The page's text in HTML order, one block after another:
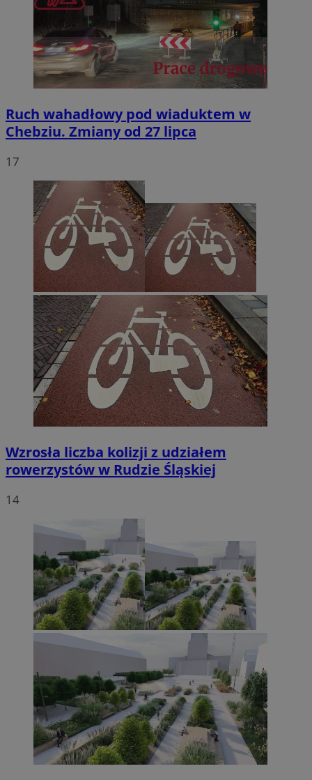
Ruch wahadłowy pod wiaduktem w
Chebziu. Zmiany od 27 lipca
17
Wzrosła liczba kolizji z udziałem
rowerzystów w Rudzie Śląskiej
14